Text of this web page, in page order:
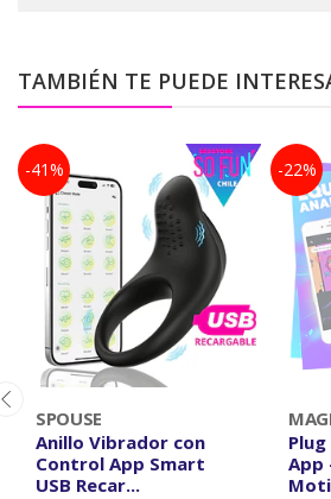
TAMBIÉN TE PUEDE
-41%
SPOUSE
Anillo Vibrador con
Control App Smart
USB Recar...
-22%
App